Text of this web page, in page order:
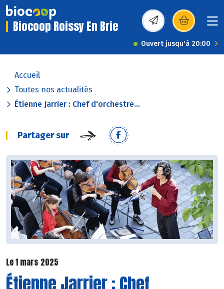
Biocoop Roissy En Brie (s’ouvre dans une
Ouvert jusqu'à 20:00
Accueil
Toutes nos actualités
Étienne Jarrier : Chef d'orchestre...
Partager sur
Le 1 mars 2025